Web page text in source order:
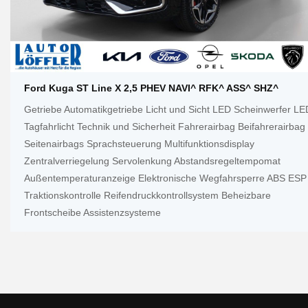
Ford Kuga ST Line X 2,5 PHEV NAVI^ RFK^ ASS^ SHZ^
Getriebe Automatikgetriebe Licht und Sicht LED Scheinwerfer
Tagfahrlicht Technik und Sicherheit Fahrerairbag Beifahrerairbag
Seitenairbags Sprachsteuerung Multifunktionsdisplay
Zentralverriegelung Servolenkung Abstandsregeltempomat
Außentemperaturanzeige Elektronische Wegfahrsperre ABS ESP
Traktionskontrolle Reifendruckkontrollsystem Beheizbare
Frontscheibe Assistenzsysteme